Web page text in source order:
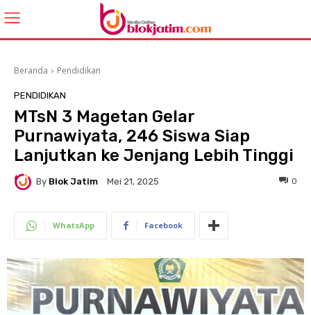
Beranda Pendidikan
PENDIDIKAN
MTsN 3 Magetan Gelar
Purnawiyata, 246 Siswa Siap
Lanjutkan ke Jenjang Lebih Tinggi
By Blok Jatim Mei 21, 2025 0
WhatsApp Facebook